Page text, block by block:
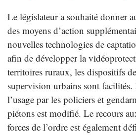
Le législateur a souhaité donner
des moyens d’action
nouvelles technologies de
afin de développer la
territoires ruraux, les dispositifs
supervision urbains sont facilités.
l’usage par les policiers et
piétons est modifié. Le recours
forces de l’ordre est également